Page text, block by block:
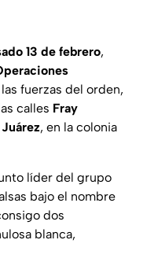
13 de febrero,
fuerzas del orden,
calles Fray
, en la colonia
líder del grupo
bajo el nombre
dos
blanca,